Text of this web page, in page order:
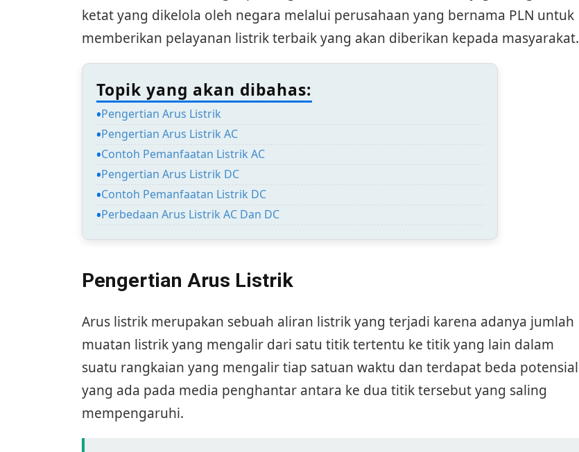
ketat yang dikelola oleh negara melalui perusahaan yang bernama PLN untuk
memberikan pelayanan listrik terbaik yang akan diberikan kepada masyarakat.
Topik yang akan dibahas:
Pengertian Arus Listrik
Pengertian Arus Listrik AC
Contoh Pemanfaatan Listrik AC
Pengertian Arus Listrik DC
Contoh Pemanfaatan Listrik DC
Perbedaan Arus Listrik AC Dan DC
Pengertian Arus Listrik
Arus listrik merupakan sebuah aliran listrik yang terjadi karena adanya jumlah
muatan listrik yang mengalir dari satu titik tertentu ke titik yang lain dalam
suatu rangkaian yang mengalir tiap satuan waktu dan terdapat beda potensial
yang ada pada media penghantar antara ke dua titik tersebut yang saling
mempengaruhi.